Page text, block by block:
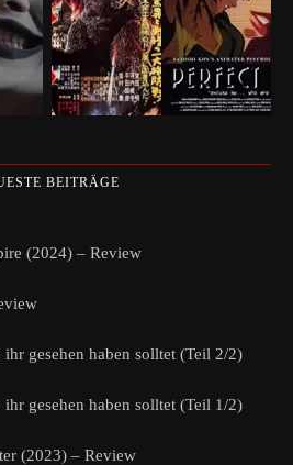
BEITRÄGE
(2024) – Review
gesehen haben solltet (Teil 2/2)
gesehen haben solltet (Teil 1/2)
(2023) – Review